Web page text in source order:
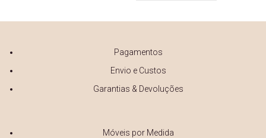
Pagamentos
Envio e Custos
Garantias & Devoluções
Móveis por Medida